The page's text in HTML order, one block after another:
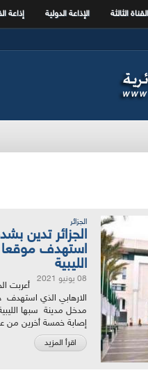
القناة الثالثة الإذاعة الدولية إذاعة
الجزائر
الجزائر تدين
استهدف موقعا
الليبية
08 يونيو 2021
أعربت
الارهابي الذي استهدف
مدخل مدينة سبها
إصابة خمسة أخرين من
اقرأ المزيد